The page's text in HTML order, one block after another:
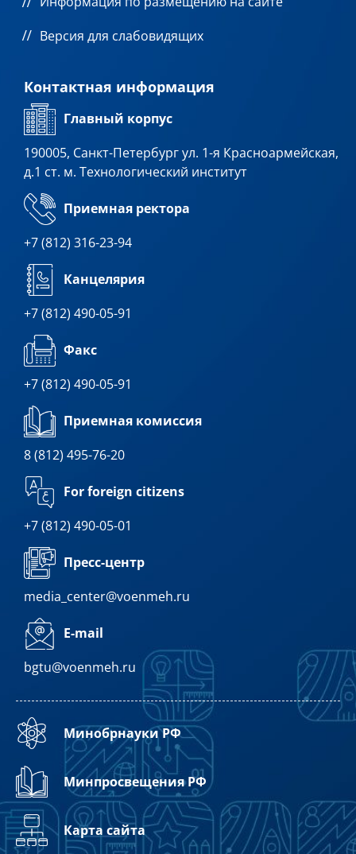
Версия для слабовидящих
Контактная информация
Главный корпус
190005, Санкт-Петербург ул. 1-я Красноармейская,
д.1 ст. м. Технологический институт
Приемная ректора
+7 (812) 316-23-94
Канцелярия
+7 (812) 490-05-91
Факс
+7 (812) 490-05-91
Приемная комиссия
8 (812) 495-76-20
For foreign citizens
+7 (812) 490-05-01
Пресс-центр
media_center@voenmeh.ru
E-mail
bgtu@voenmeh.ru
Минобрнауки РФ
Минпросвещения РФ
Карта сайта